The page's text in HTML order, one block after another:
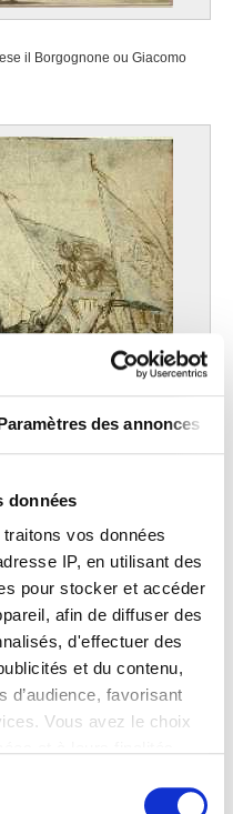
des annonces
données
traitons vos données
IP, en utilisant des
pour stocker et accéder
afin de diffuser des
d'effectuer des
et du contenu,
d’audience, favorisant
Vous avez le choix
relative aux
il Borgognone ou Giacomo